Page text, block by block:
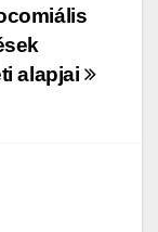
alapjai